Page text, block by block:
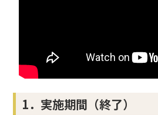
1．実施期間（終了）